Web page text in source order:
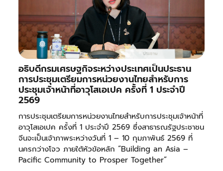
อธิบดีกรมเศรษฐกิจระหว่างประเทศเป็นประธาน
การประชุมเตรียมการหน่วยงานไทยสำหรับการ
ประชุมเจ้าหน้าที่อาวุโสเอเปค ครั้งที่ 1 ประจำปี
2569
การประชุมเตรียมการหน่วยงานไทยสำหรับการประชุมเจ้าหน้าที่
อาวุโสเอเปค ครั้งที่ 1 ประจำปี 2569 ซึ่งสาธารณรัฐประชาชน
จีนจะเป็นเจ้าภาพระหว่างวันที่ 1 – 10 กุมภาพันธ์ 2569 ที่
นครกว่างโจว ภายใต้หัวข้อหลัก “Building an Asia –
Pacific Community to Prosper Together”